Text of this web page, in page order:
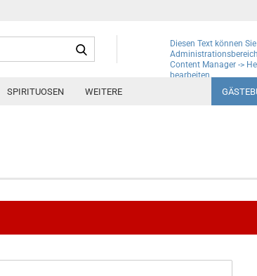
Diesen Text können
Content Manager ->
bearbeiten.
SPIRITUOSEN WEITERE